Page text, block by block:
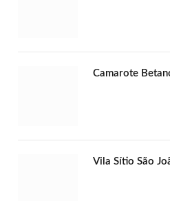
Camarote
Vila Sítio São